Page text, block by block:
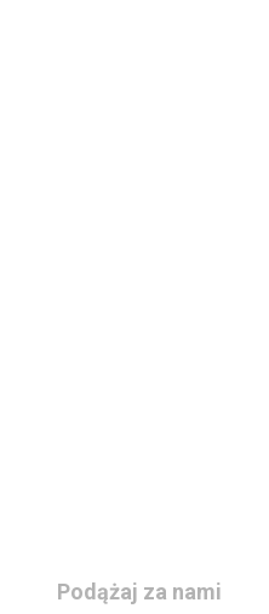
Podążaj za nami